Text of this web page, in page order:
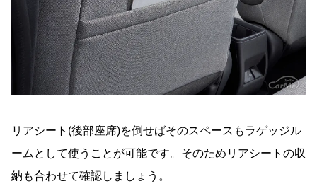
リアシート(後部座席)を倒せばそのスペースもラゲッジル
ームとして使うことが可能です。そのためリアシートの収
納も合わせて確認しましょう。